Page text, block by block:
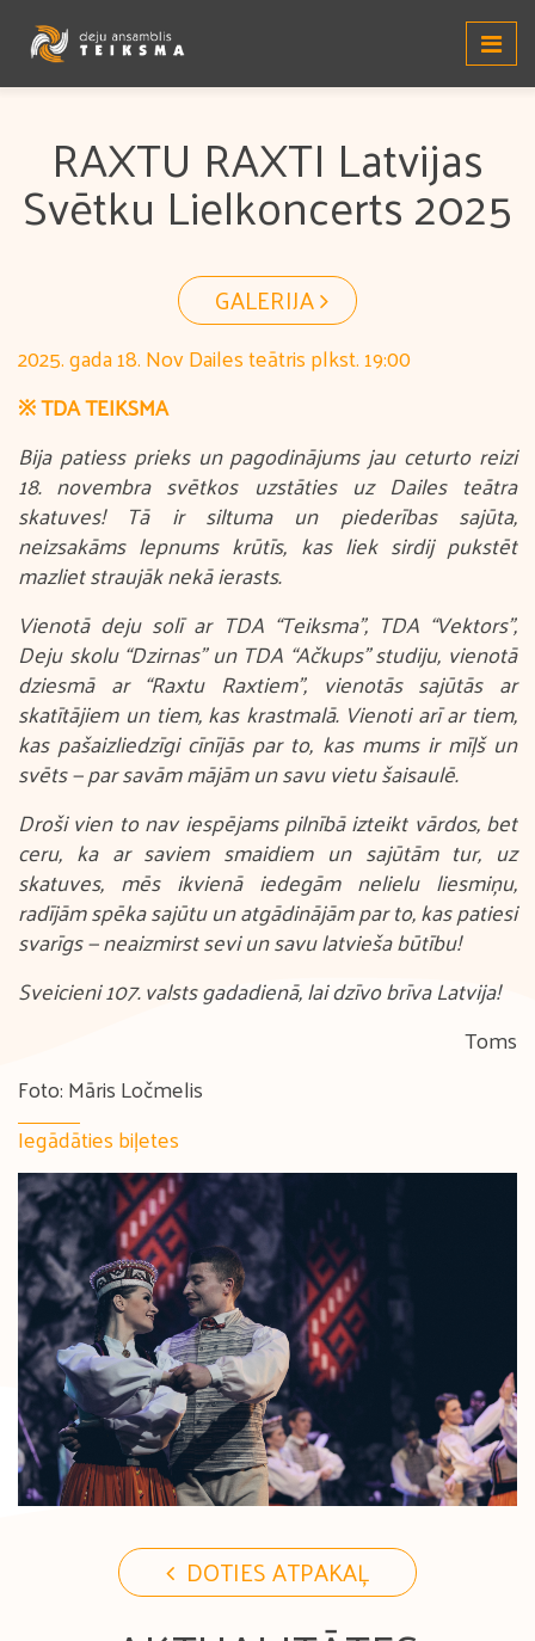
RAXTU RAXTI Latvijas
Svētku Lielkoncerts 2025
GALERIJA
2025. gada 18. Nov Dailes teātris plkst. 19:00
※ TDA TEIKSMA
Bija patiess prieks un pagodinājums jau ceturto reizi
18. novembra svētkos uzstāties uz Dailes teātra
skatuves! Tā ir siltuma un piederības sajūta,
neizsakāms lepnums krūtīs, kas liek sirdij pukstēt
mazliet straujāk nekā ierasts.
Vienotā deju solī ar TDA “Teiksma”, TDA “Vektors”,
Deju skolu “Dzirnas” un TDA “Ačkups” studiju, vienotā
dziesmā ar “Raxtu Raxtiem”, vienotās sajūtās ar
skatītājiem un tiem, kas krastmalā. Vienoti arī ar tiem,
kas pašaizliedzīgi cīnījās par to, kas mums ir mīļš un
svēts — par savām mājām un savu vietu šaisaulē.
Droši vien to nav iespējams pilnībā izteikt vārdos, bet
ceru, ka ar saviem smaidiem un sajūtām tur, uz
skatuves, mēs ikvienā iedegām nelielu liesmiņu,
radījām spēka sajūtu un atgādinājām par to, kas patiesi
svarīgs — neaizmirst sevi un savu latvieša būtību!
Sveicieni 107. valsts gadadienā, lai dzīvo brīva Latvija!
Toms
Foto: Māris Ločmelis
Iegādāties biļetes
DOTIES ATPAKAĻ